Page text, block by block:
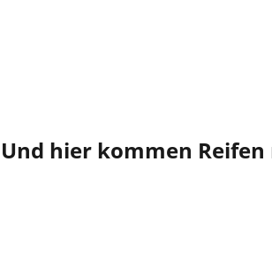
Und hier kommen